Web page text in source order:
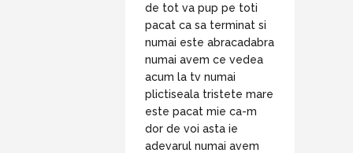
de tot va pup pe toti
pacat ca sa terminat si
numai este abracadabra
numai avem ce vedea
acum la tv numai
plictiseala tristete mare
este pacat mie ca-m
dor de voi asta ie
adevarul numai avem